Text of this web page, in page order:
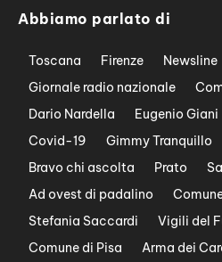
Abbiamo parlato di
Toscana Firenze Newsline
Giornale radio nazionale
Dario Nardella
Eugenio Giani
Covid-19
Gimmy Tranquillo
Bravo chi ascolta
Prato
Ad ovest di padalino
Stefania Saccardi
Vigili del
Comune di Pisa
Arma dei